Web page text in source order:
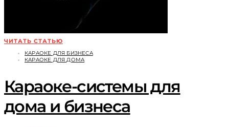
ЧИТАТЬ СТАТЬЮ
КАРАОКЕ ДЛЯ БИЗНЕСА
КАРАОКЕ ДЛЯ ДОМА
Караоке-системы для
дома и бизнеса